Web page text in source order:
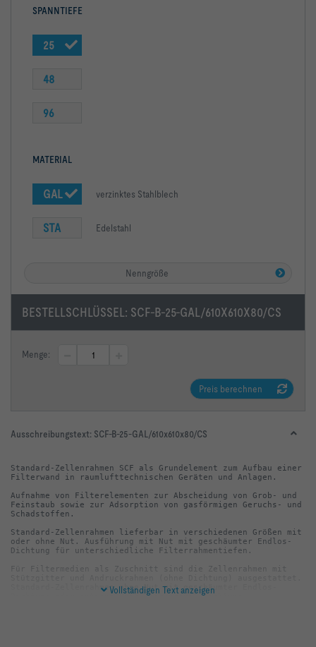
SPANNTIEFE
25
48
96
MATERIAL
GAL verzinktes Stahlblech
STA Edelstahl
Nenngröße
BESTELLSCHLÜSSEL: SCF-B-25-GAL/610X610X80/CS
Menge:
Preis berechnen
Ausschreibungstext: SCF-B-25-GAL/610x610x80/CS
Standard-Zellenrahmen SCF als Grundelement zum Aufbau einer
Aufnahme von Filterelementen zur Abscheidung von Grob- und
Feinstaub sowie zur Adsorption von gasförmigen Geruchs- und
Standard-Zellenrahmen lieferbar in verschiedenen Größen mit
oder ohne Nut. Ausführung mit Nut mit geschäumter Endlos-
Für Filtermedien als Zuschnitt sind die Zellenrahmen mit
Standard-Zellenrahmen ohne Nut mit geschäumter Endlos-
Vollständigen Text anzeigen